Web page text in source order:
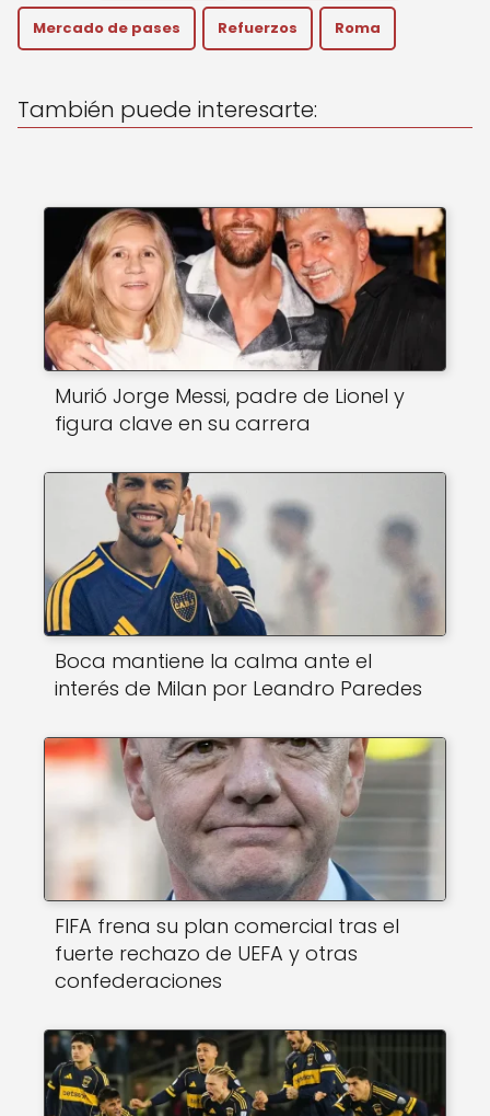
A
p
b
o
k
Mercado de pases Refuerzos Roma
También puede interesarte:
Murió Jorge Messi, padre de Lionel y
figura clave en su carrera
Boca mantiene la calma ante el
interés de Milan por Leandro Paredes
FIFA frena su plan comercial tras el
fuerte rechazo de UEFA y otras
confederaciones